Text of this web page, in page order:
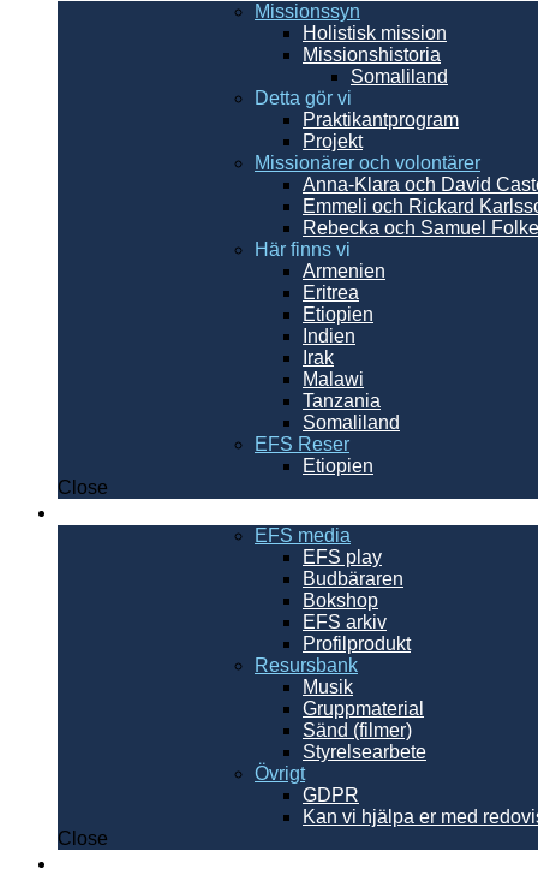
Missionssyn
Holistisk mission
Missionshistoria
Somaliland
Detta gör vi
Praktikantprogram
Projekt
Missionärer och volontärer
Anna-Klara och David
Emmeli och Rickard
Rebecka och Samuel
Här finns vi
Armenien
Eritrea
Etiopien
Indien
Irak
Malawi
Tanzania
Somaliland
EFS Reser
Etiopien
Close
EFS media
EFS play
Budbäraren
Bokshop
EFS arkiv
Profilprodukt
Resursbank
Musik
Gruppmaterial
Sänd (filmer)
Styrelsearbete
Övrigt
GDPR
Kan vi hjälpa er med
Close